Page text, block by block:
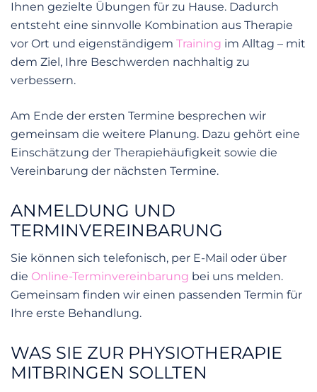
Ihnen gezielte Übungen für zu Hause. Dadurch
entsteht eine sinnvolle Kombination aus Therapie
vor Ort und eigenständigem Training im Alltag – mit
dem Ziel, Ihre Beschwerden nachhaltig zu
verbessern.
Am Ende der ersten Termine besprechen wir
gemeinsam die weitere Planung. Dazu gehört eine
Einschätzung der Therapiehäufigkeit sowie die
Vereinbarung der nächsten Termine.
ANMELDUNG UND
TERMINVEREINBARUNG
Sie können sich telefonisch, per E-Mail oder über
die Online-Terminvereinbarung bei uns melden.
Gemeinsam finden wir einen passenden Termin für
Ihre erste Behandlung.
WAS SIE ZUR PHYSIOTHERAPIE
MITBRINGEN SOLLTEN